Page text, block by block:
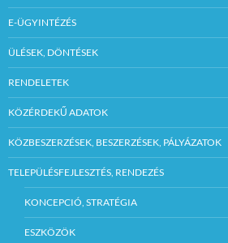
E-ÜGYINTÉZÉS
ÜLÉSEK, DÖNTÉSEK
RENDELETEK
KÖZÉRDEKŰ ADATOK
KÖZBESZERZÉSEK, BESZERZÉSEK, PÁLYÁZATOK
TELEPÜLÉSFEJLESZTÉS, RENDEZÉS
KONCEPCIÓ, STRATÉGIA
ESZKÖZÖK